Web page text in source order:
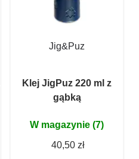
Jig&Puz
Klej JigPuz 220 ml z
gąbką
W magazynie (7)
40,50 zł